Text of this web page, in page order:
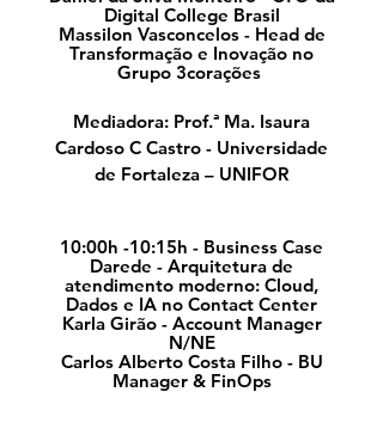
Digital College Brasil
Massilon Vasconcelos - Head de
Transformação e Inovação no
Grupo 3corações
Mediadora: Prof.ª Ma. Isaura
Cardoso C Castro - Universidade
de Fortaleza – UNIFOR
10:00h -10:15h - Business Case
Darede - Arquitetura de
atendimento moderno: Cloud,
Dados e IA no Contact Center
Karla Girão - Account Manager
N/NE
Carlos Alberto Costa Filho - BU
Manager & FinOps